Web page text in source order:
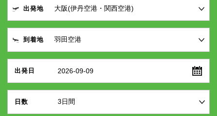
出発地
到着地
出発日 2026-09-09
日数